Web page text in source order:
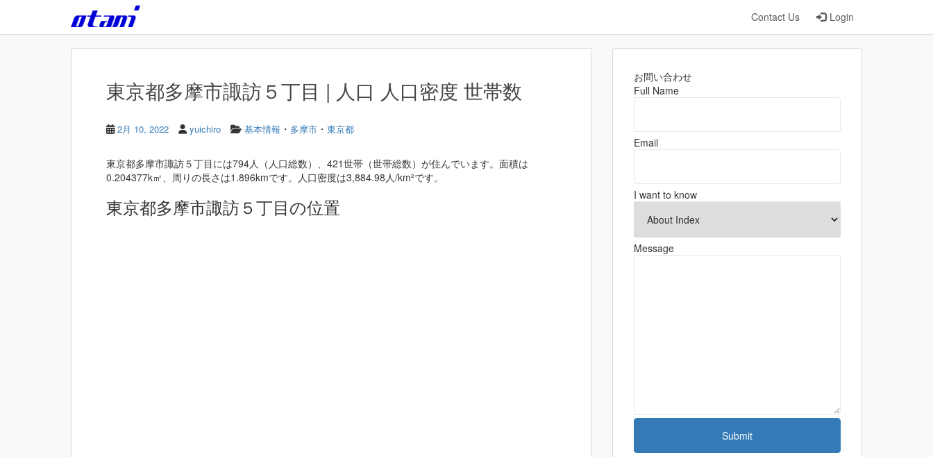
Contact Us Login
東京都多摩市諏訪５丁目 | 人口 人口密度 世帯数
2月 10, 2022 yuichiro 基本情報 ・ 多摩市 ・ 東京都
東京都多摩市諏訪５丁目には794人（人口総数）、421世帯（世帯総数）が住んでいます。面積は
0.204377k㎡、周りの長さは1.896kmです。人口密度は3,884.98人/km²です。
東京都多摩市諏訪５丁目の位置
お問い合わせ
Full Name
Email
I want to know
Message